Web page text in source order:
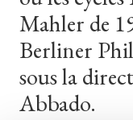
Mahler de
Berliner
sousla
Abbado.